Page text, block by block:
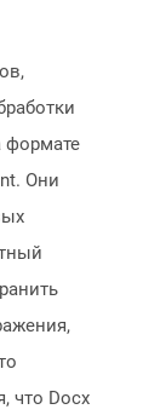
формате
Они
что Docx